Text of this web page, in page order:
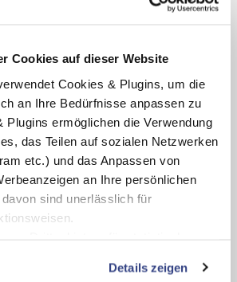
Cookies auf dieser Website
Cookies & Plugins, um die
an Ihre Bedürfnisse anpassen zu
Plugins ermöglichen die Verwendung
das Teilen auf sozialen Netzwerken
etc.) und das Anpassen von
an Ihre persönlichen
sind unerlässlich für
bzw. Technologien von Drittanbietern
Details zeigen
Hotel
68 Bewertungen